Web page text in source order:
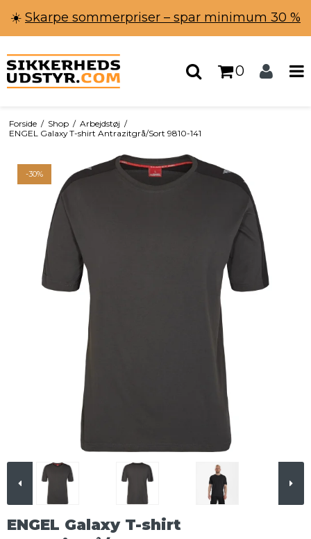
☀️ Skarpe sommerpriser – spar minimum 30 %
0
Forside / Shop / Arbejdstøj /
ENGEL Galaxy T-shirt Antrazitgrå/Sort 9810-141
-30%
ENGEL Galaxy T-shirt